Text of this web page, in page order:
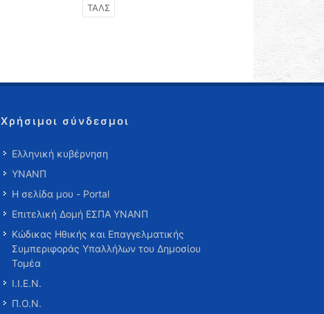
ΤΑΛΣ
Χρήσιμοι σύνδεσμοι
Ελληνική κυβέρνηση
ΥΝΑΝΠ
Η σελίδα μου - Portal
Επιτελική Δομή ΕΣΠΑ ΥΝΑΝΠ
Κώδικας Ηθικής και Επαγγελματικής
Συμπεριφοράς Υπαλλήλων του Δημοσίου
Τομέα
Ι.Ι.Ε.Ν.
Π.Ο.Ν.